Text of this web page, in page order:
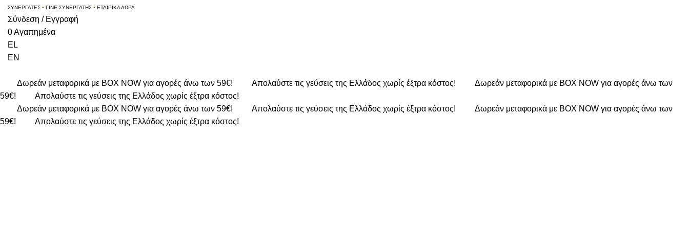
ΣΥΝΕΡΓΑΤΕΣ • ΓΙΝΕ ΣΥΝΕΡΓΑΤΗΣ • ΕΤΑΙΡΙΚΑ ΔΩΡΑ
Σύνδεση / Εγγραφή
0Αγαπημένα
EL
EN
Δωρεάν μεταφορικά με BOX NOW για αγορές άνω των 59€! Απολαύστε τις γεύσεις της Ελλάδος χωρίς έξτρα κόστος!
Δωρεάν μεταφορικά με BOX NOW για αγορές άνω των
59€!
Απολαύστε τις γεύσεις της Ελλάδος χωρίς έξτρα κόστος!
Δωρεάν μεταφορικά με BOX NOW για αγορές άνω των 59€!
Απολαύστε τις γεύσεις της Ελλάδος χωρίς έξτρα κόστος!
Δωρεάν μεταφορικά με BOX NOW για αγορές άνω των
59€!
Απολαύστε τις γεύσεις της Ελλάδος χωρίς έξτρα κόστος!